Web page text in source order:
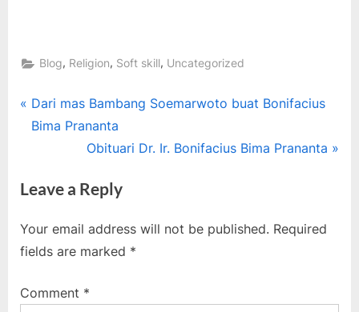
Blog, Religion, Soft skill, Uncategorized
Post
navigation
P
r
i
u
s
o
Dari mas Bambang Soemarwoto buat Bonifacius
Bima Prananta
N
x
P
o
t
Obituari Dr. Ir. Bonifacius Bima Prananta
Leave a Reply
Your email address will not be published. Required
fields are marked *
Comment *